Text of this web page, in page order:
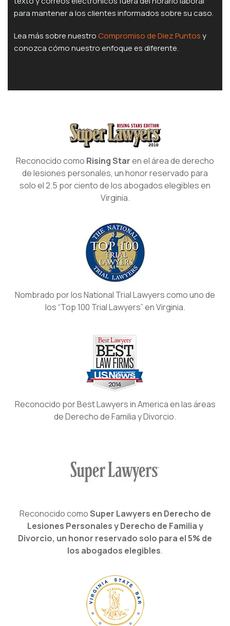
para mantener a los clientes informados sobre su caso.
Lea más sobre nuestroCompromiso de Diez Puntosy
conozca cómo nuestro enfoque es diferente.
Reconocido como Rising Staren el área de derecho
de lesiones personales, un honor reservado para
solo el 2.5 por ciento de los abogados elegibles en
Virginia.
Nombrado por los National Trial Lawyers como uno de
los “Top 100 Trial Lawyers” en Virginia.
Reconocido por Best Lawyers in America en las áreas
de Derecho de Familia y Divorcio.
Reconocido comoSuper Lawyers en Derecho de
Lesiones Personales y Derecho de Familia y
Divorcio, un honor reservado solo para el 5% de
los abogados elegibles.